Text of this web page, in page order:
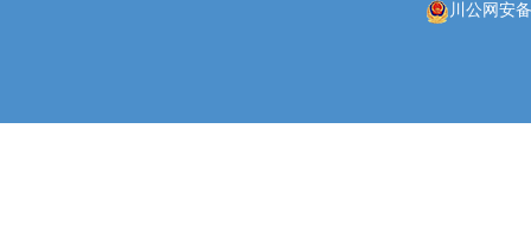
川公网安